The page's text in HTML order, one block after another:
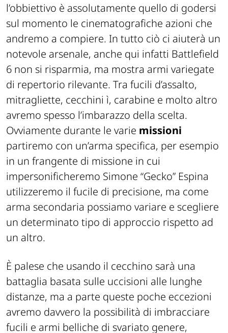
l’obbiettivo è assolutamente quello di godersi
sul momento le cinematografiche azioni che
andremo a compiere. In tutto ciò ci aiuterà un
notevole arsenale, anche qui infatti Battlefield
6 non si risparmia, ma mostra armi variegate
di repertorio rilevante. Tra fucili d’assalto,
mitragliette, cecchini ì, carabine e molto altro
avremo spesso l’imbarazzo della scelta.
Ovviamente durante le varie missioni
partiremo con un’arma specifica, per esempio
in un frangente di missione in cui
impersonificheremo Simone “Gecko” Espina
utilizzeremo il fucile di precisione, ma come
arma secondaria possiamo variare e scegliere
un determinato tipo di approccio rispetto ad
un altro.
È palese che usando il cecchino sarà una
battaglia basata sulle uccisioni alle lunghe
distanze, ma a parte queste poche eccezioni
avremo davvero la possibilità di imbracciare
fucili e armi belliche di svariato genere,